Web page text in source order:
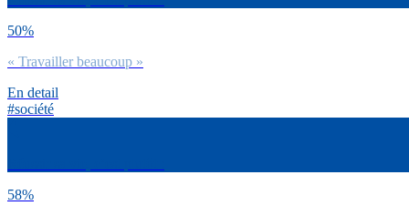
50%
« Travailler beaucoup »
En detail
#société
58%